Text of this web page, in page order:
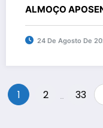
ALMOÇO
24 De Agosto De
Navegação
1 2 … 33